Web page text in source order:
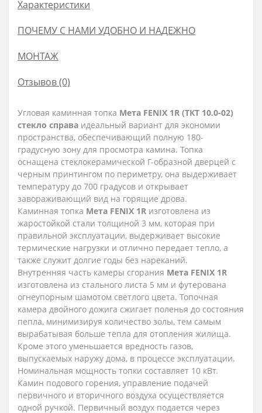
Характеристики
ПОЧЕМУ С НАМИ УДОБНО И НАДЕЖНО
МОНТАЖ
Отзывов (0)
Угловая каминная топка Мета FENIX 1R (ТКТ 10.0-02)
стекло справа идеальный вариант для экономии
пространства, обеспечивающий полную 180-
градусную зону для просмотра камина. Топка
оснащена стеклокерамической Г-образной дверцей с
черным принтингом по периметру, она выдерживает
температуру до 700 градусов и открывает
завораживающий вид на горящие дрова.
Каминная топка Мета FENIX 1R изготовлена из
жаростойкой стали толщиной 3 мм, которая при
правильной эксплуатации, выдерживает высокие
термические нагрузки и отлично передает тепло, а
также служит долгие годы без нареканий.
Внутренняя часть камеры сгорания Мета FENIX 1R
изготовлена из стального листа 5 мм и футерована
огнеупорным шамотом светлого цвета. Топочная
камера двойного дожига сжигает поленья до состояния
пепла, минимизируя количество золы, тем самым
вырабатывая больше тепла для отопления жилища.
Кроме этого уменьшается вредность газов,
выпускаемых наружу дома, в процессе эксплуатации.
Номинальная мощность топки составляет 10 кВт.
Камин подового горения, управление подачей
первичного и вторичного воздуха осуществляется
одной ручкой. Первичный воздух подается через